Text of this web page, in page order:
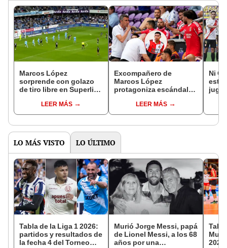
Marcos López
sorprende con golazo
de tiro libre en Superliga
anotación con
Copenhague
LEER MÁS
Excompañero de
Marcos López
protagoniza escándalo
Clubes: se agarró a
insultos con su DT en
LEER MÁS
Ni
LO MÁS VISTO LO ÚLTIMO
Tabla de la Liga 1 2026:
partidos y resultados de
la fecha 4 del Torneo
Murió Jorge Messi, papá
de Lionel Messi, a los 68
años por una